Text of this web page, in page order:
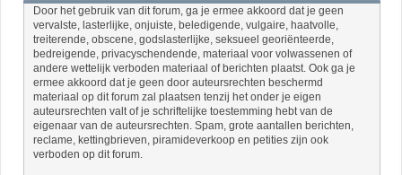
Door het gebruik van dit forum, ga je ermee akkoord dat je geen
vervalste, lasterlijke, onjuiste, beledigende, vulgaire, haatvolle,
treiterende, obscene, godslasterlijke, seksueel georiënteerde,
bedreigende, privacyschendende, materiaal voor volwassenen of
andere wettelijk verboden materiaal of berichten plaatst. Ook ga je
ermee akkoord dat je geen door auteursrechten beschermd
materiaal op dit forum zal plaatsen tenzij het onder je eigen
auteursrechten valt of je schriftelijke toestemming hebt van de
eigenaar van de auteursrechten. Spam, grote aantallen berichten,
reclame, kettingbrieven, piramideverkoop en petities zijn ook
verboden op dit forum.